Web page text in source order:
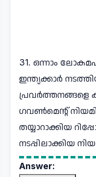
31. ഒന്നാം
ഇന്ത്യക്കാർ
പ്രവർത്തനങ്ങളെ
ഗവൺമെന്റ്
തയ്യാറാക്കിയ
നടപ്പിലാക്കിയ
Answer: